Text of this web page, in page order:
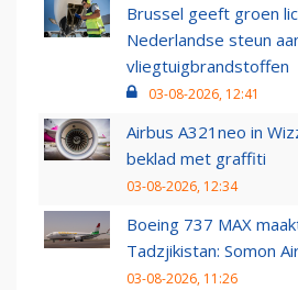
Brussel geeft groen
Nederlandse steun
vliegtuigbrandstoffen
03-08-2026, 12:41
Airbus A321neo in
beklad met graffiti
03-08-2026, 12:34
Boeing 737 MAX
Tadzjikistan: Somon
03-08-2026, 11:26